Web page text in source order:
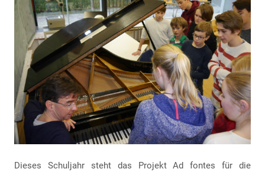
Dieses Schuljahr steht das Projekt Ad fontes für die